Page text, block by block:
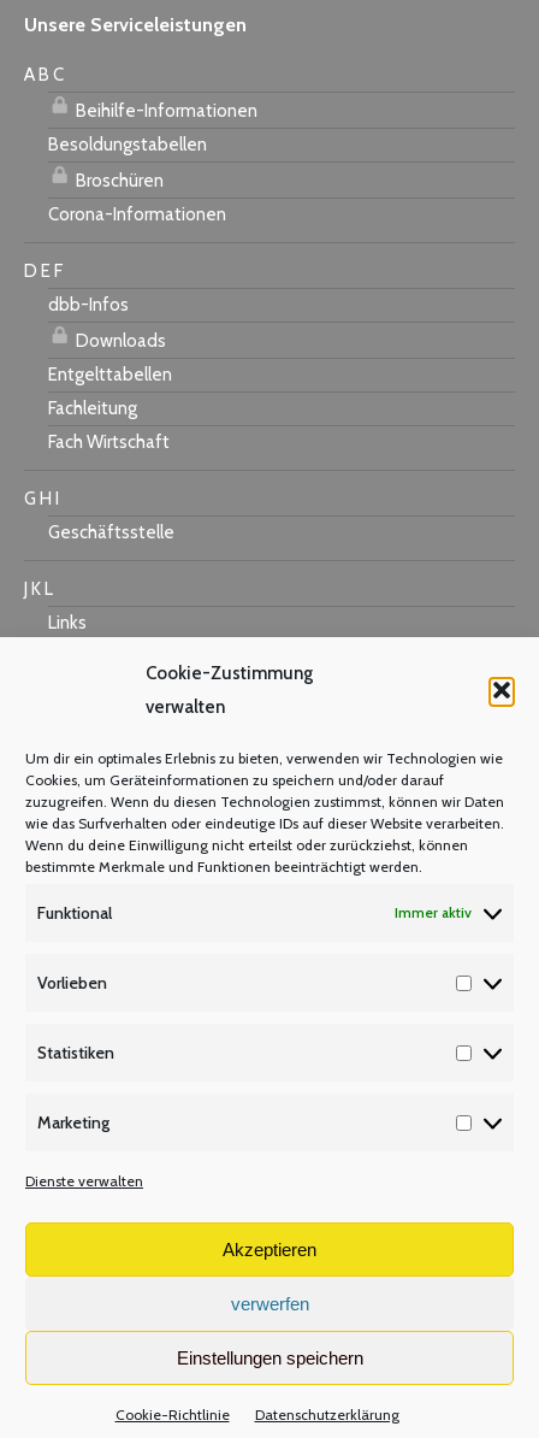
Cookie-Zustimmung
verwalten
Um dir ein optimales Erlebnis zu bieten, verwenden wir Technologien wie
Cookies, um Geräteinformationen zu speichern und/oder darauf
zuzugreifen. Wenn du diesen Technologien zustimmst, können wir Daten
wie das Surfverhalten oder eindeutige IDs auf dieser Website verarbeiten.
Wenn du deine Einwilligung nicht erteilst oder zurückziehst, können
bestimmte Merkmale und Funktionen beeinträchtigt werden.
Funktional Immer aktiv
Vorlieben
Statistiken
Marketing
Dienste verwalten
Akzeptieren
verwerfen
Einstellungen speichern
Cookie-Richtlinie Datenschutzerklärung
Unsere Serviceleistungen
A B C
Beihilfe-Informationen
Besoldungstabellen
Broschüren
Corona-Informationen
D E F
dbb-Infos
Downloads
Entgelttabellen
Fachleitung
Fach Wirtschaft
G H I
Geschäftsstelle
J K L
Links
Mastercard
Warum Mitglied werden?
Mitgliedsbeitrag
Mitglied werden
Tarifbeschäftigte
V W X